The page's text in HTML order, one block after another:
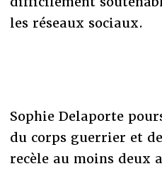
les réseaux sociaux.
Sophie Delaporte
du corps guerrier et
recèle au moins deux